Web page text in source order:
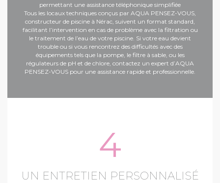
permettant une assistance téléphonique simplifiée
Tous les locaux techniques conçus par AQUA PENSEZ-VOUS,
constructeur de piscine à Nérac , suivent un format standard,
facilitant l’intervention en cas de problème avec la filtration ou
le traitement de l’eau de votre piscine. Si votre eau devient
trouble ou si vous rencontrez des difficultés avec des
équipements tels que la pompe, le filtre à sable, ou les
régulateurs de pH et de chlore, contactez un expert d’AQUA
PENSEZ-VOUS pour une assistance rapide et professionnelle.
4
UN ENTRETIEN PERSONNALISÉ